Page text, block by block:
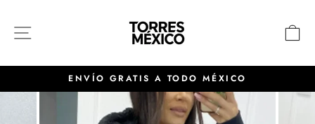
directamente
diapositivas
pausa
ENVÍO GRATIS A TODO MÉXICO